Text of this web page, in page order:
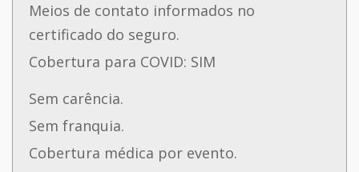
Meios de contato informados no
certificado do seguro.
Cobertura para COVID: SIM
Sem carência.
Sem franquia.
Cobertura médica por evento.